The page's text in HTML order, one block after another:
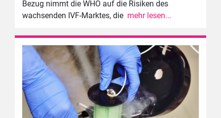
Bezug nimmt die WHO auf die Risiken des
wachsenden IVF-Marktes, die mehr lesen...